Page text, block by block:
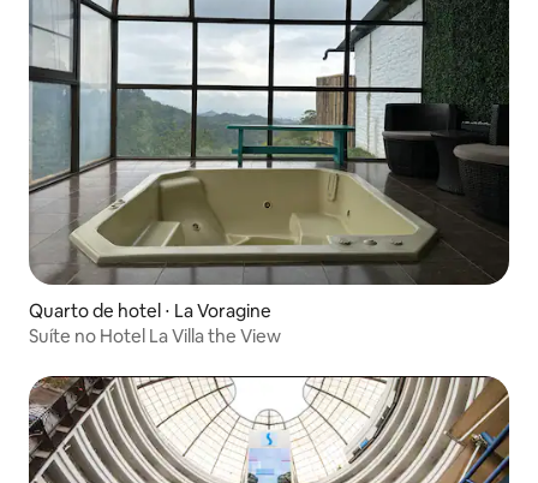
Quarto de hotel ⋅ La Voragine
Suíte no Hotel La Villa the View